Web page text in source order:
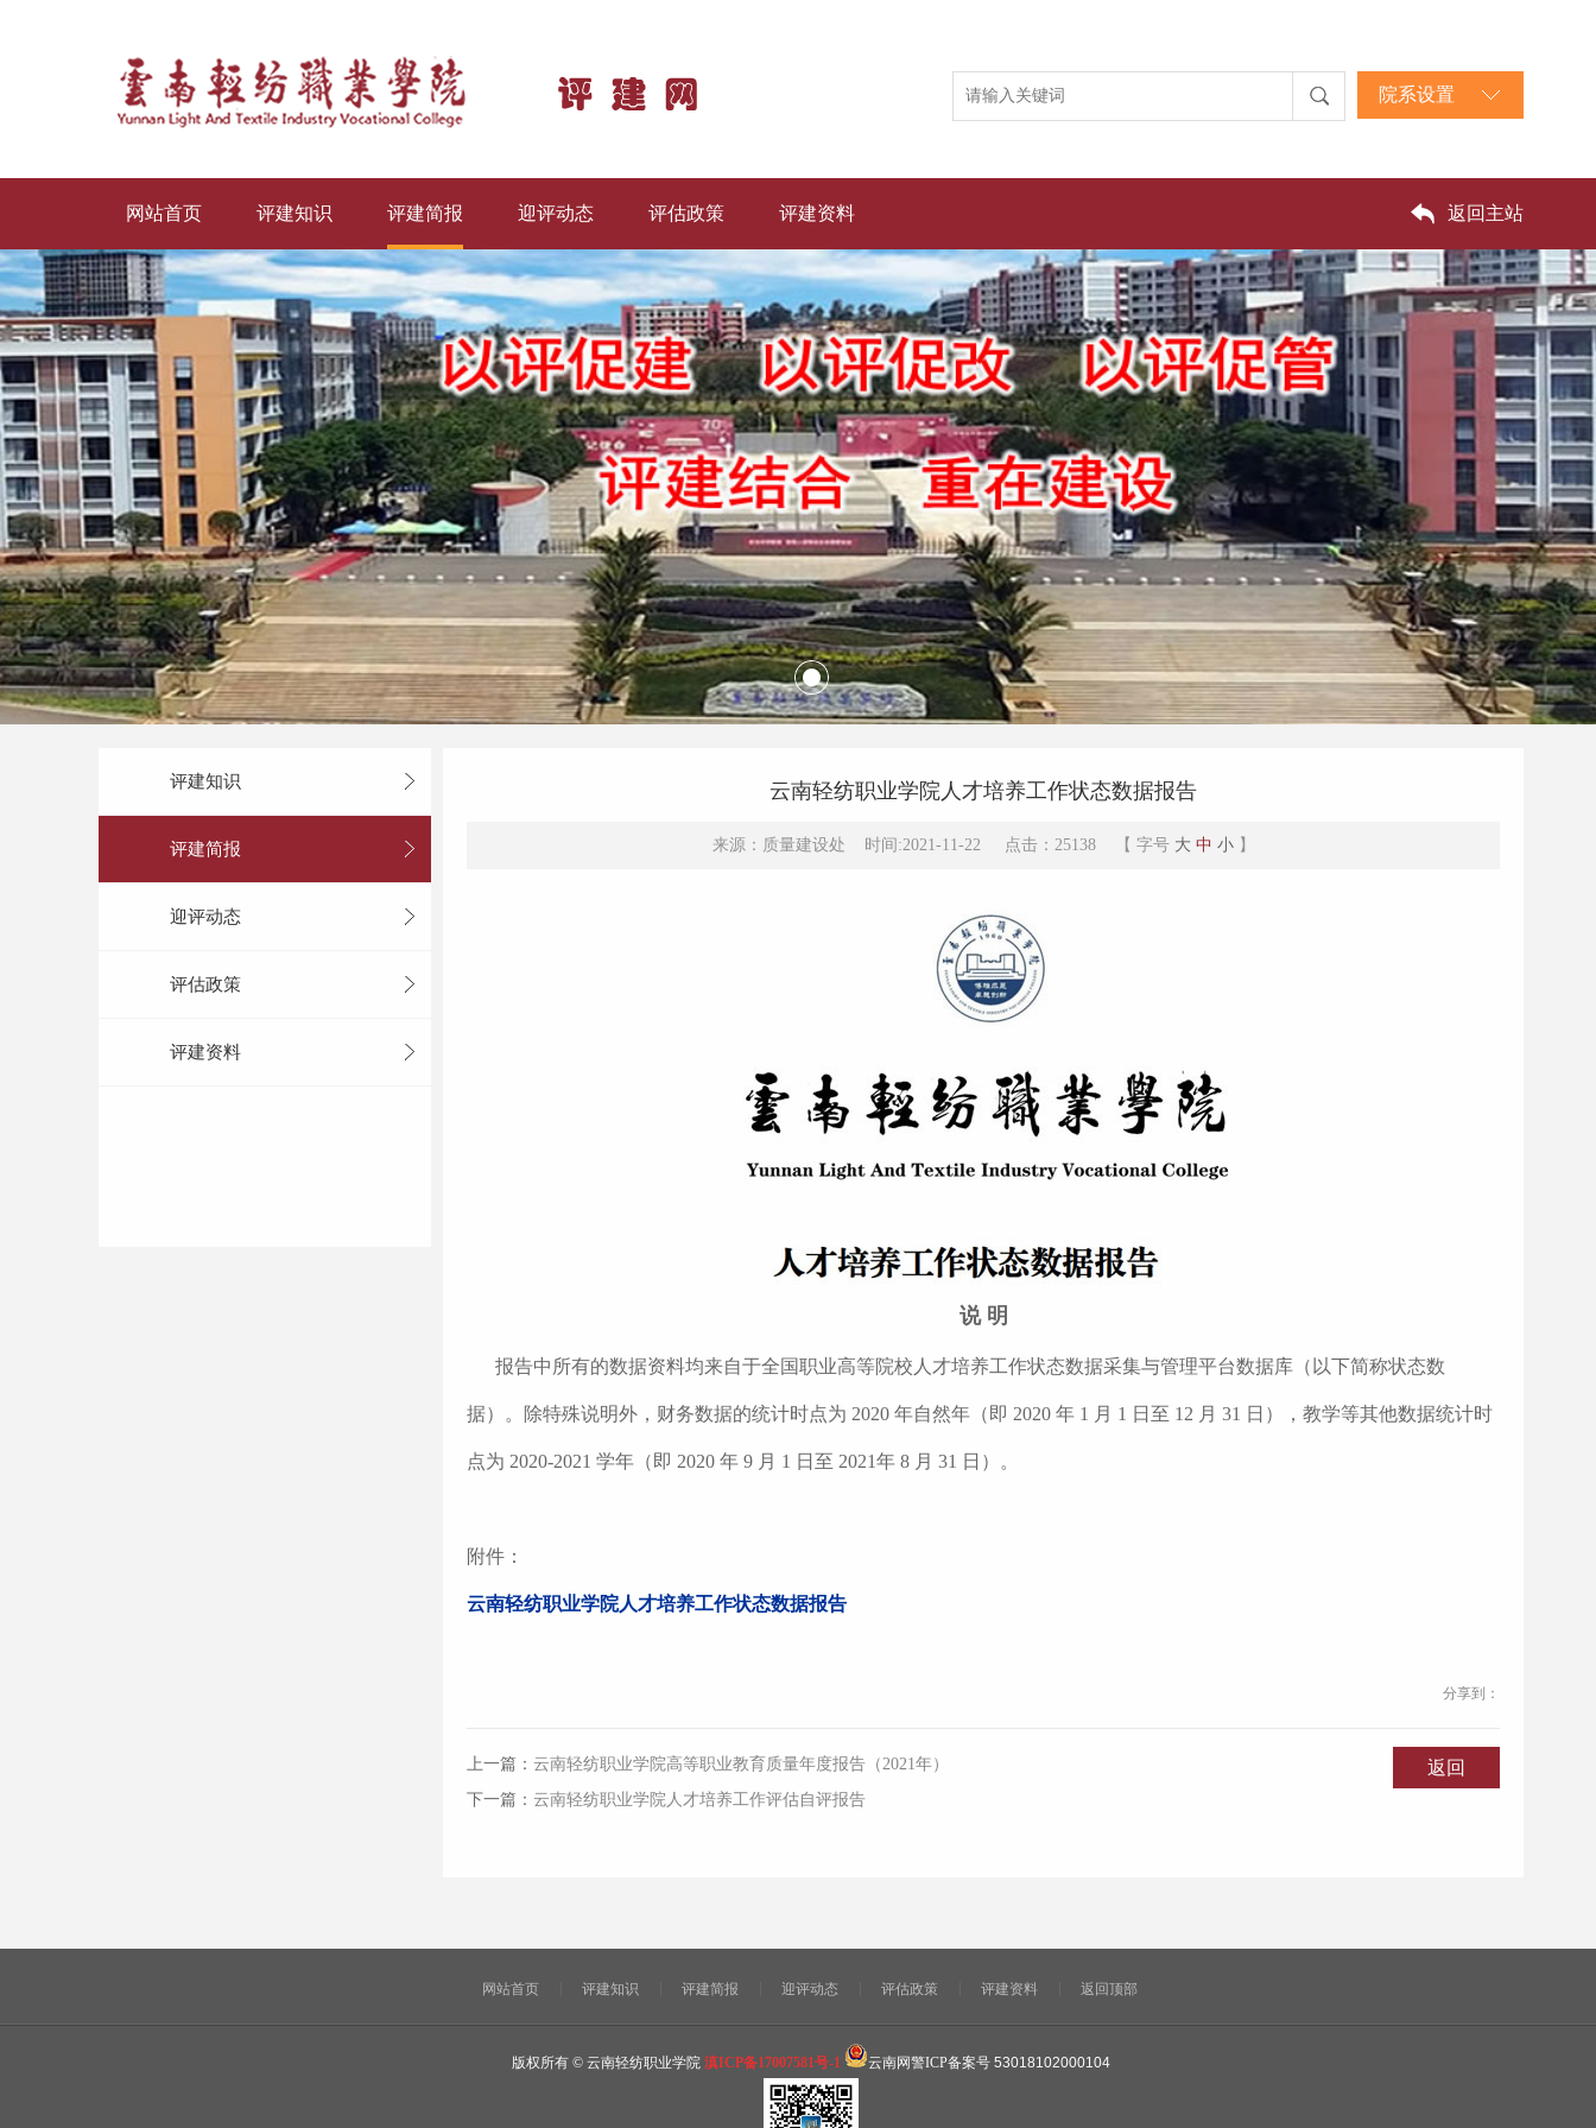
院系设置
网站首页 评建知识 评建简报 迎评动态 评估政策 评建资料 返回主站
评建知识
评建简报
迎评动态
评估政策
评建资料
云南轻纺职业学院人才培养工作状态数据报告
来源：质量建设处 时间:2021-11-22 点击：25138 【 字号 大 中 小】
说 明
报告中所有的数据资料均来自于全国职业高等院校人 才培养工作状态数据采集与管理平台数据库（以下简称状态数
据）。除特殊说明外，财务数据的统计时点为 2020 年自然年（即 2020 年 1 月 1 日至 12 月 31 日），教学等其他数据统计时
点为 2020-2021 学年（即 2020 年 9 月 1 日至 2021年 8 月 31 日）。
附件：
云南轻纺职业学院人才培养工作状态数据报告
分享到：
上一篇： 云南轻纺职业学院高等职业教育质量年度报告（2021年）
下一篇： 云南轻纺职业学院人才培养工作评估自评报告
返回
网站首页 评建知识 评建简报 迎评动态 评估政策 评建资料 返回顶部
版权所有 © 云南轻纺职业学院 滇ICP备17007581号-1 云南网警ICP备案号 53018102000104